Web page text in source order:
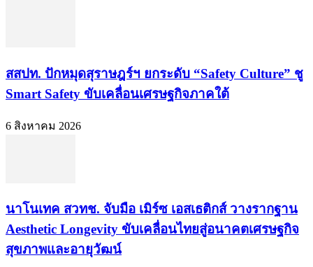
สสปท. ปักหมุดสุราษฎร์ฯ ยกระดับ “Safety Culture” ชู
Smart Safety ขับเคลื่อนเศรษฐกิจภาคใต้
6 สิงหาคม 2026
นาโนเทค สวทช. จับมือ เมิร์ซ เอสเธติกส์ วางรากฐาน
Aesthetic Longevity ขับเคลื่อนไทยสู่อนาคตเศรษฐกิจ
สุขภาพและอายุวัฒน์